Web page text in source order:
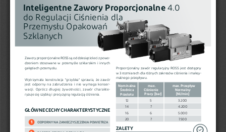
Inteligentne Zawory Proporcjonalne 4.0
do Regulacji Ciśnienia dla
Przemysłu Opakowań
Szklanych
Zawory proporcjonalne ROSS są od dziesięcioleci z powo-
dzeniem  stosowane  w  przemyśle  szklarskim  i  innych
gałęziach przemysłu.
Wytrzymała  konstrukcja  "grzybka"  sprawia,  że  zawór
jest  odporny  na  zabrudzenia  i  nie  wymaga  konser-
wacji.  Oprócz  długiej  żywotności,  zawór  charakte
ryzuje się szybką i precyzyjną regulacją ciśnienia.
GŁÓWNE CECHY CHARAKTERYSTYCZNE
Proporcjonalny  zawór  regulacyjny  ROSS  jest  dostępny
w 3 rozmiarach dla różnych zakresów ciśnienia i maksy-
malnego przepływu.
ZALETY
ODPORNY NA ZANIECZYSZCZENIA POWIETRZA
1
Nominalna
Średnica
Przelotu
  max.
Ciśnienie
     Pracy [bar]
   max. Przepływ
Normalny
[Nl/min]
12
5
3.200
14
7
4.200
16
6
5.000
20
7 7.500